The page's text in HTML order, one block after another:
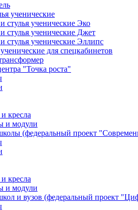
ученические
стулья ученические Эко
стулья ученические Джет
стулья ученические Эллипс
для спецкабинетов
"Точка роста"
кресла
и модули
(федеральный проект
кресла
и модули
и вузов (федеральный проект